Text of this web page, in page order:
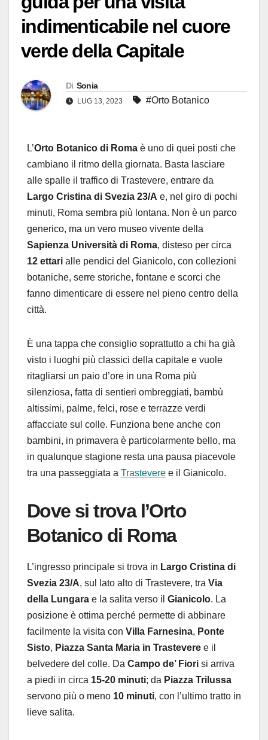
indimenticabile nel cuore
verde della Capitale
Di Sonia
LUG 13, 2023 #Orto Botanico
L’Orto Botanico di Roma è uno di quei posti che
cambiano il ritmo della giornata. Basta lasciare
alle spalle il traffico di Trastevere, entrare da
Largo Cristina di Svezia 23/A e, nel giro di pochi
minuti, Roma sembra più lontana. Non è un parco
generico, ma un vero museo vivente della
Sapienza Università di Roma, disteso per circa
12 ettari alle pendici del Gianicolo, con collezioni
botaniche, serre storiche, fontane e scorci che
fanno dimenticare di essere nel pieno centro della
città.
È una tappa che consiglio soprattutto a chi ha già
visto i luoghi più classici della capitale e vuole
ritagliarsi un paio d’ore in una Roma più
silenziosa, fatta di sentieri ombreggiati, bambù
altissimi, palme, felci, rose e terrazze verdi
affacciate sul colle. Funziona bene anche con
bambini, in primavera è particolarmente bello, ma
in qualunque stagione resta una pausa piacevole
tra una passeggiata a Trastevere e il Gianicolo.
Dove si trova l’Orto
Botanico di Roma
L’ingresso principale si trova in Largo Cristina di
Svezia 23/A, sul lato alto di Trastevere, tra Via
della Lungara e la salita verso il Gianicolo. La
posizione è ottima perché permette di abbinare
facilmente la visita con Villa Farnesina, Ponte
Sisto, Piazza Santa Maria in Trastevere e il
belvedere del colle. Da Campo de’ Fiori si arriva
a piedi in circa 15-20 minuti; da Piazza Trilussa
servono più o meno 10 minuti, con l’ultimo tratto in
lieve salita.